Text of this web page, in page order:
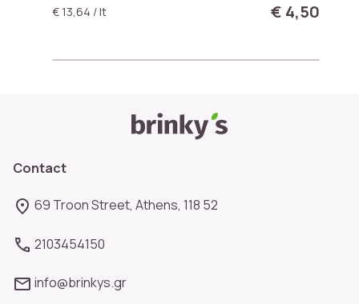
€ 13,64 / lt
€ 4,50
Contact
69 Troon Street, Athens, 118 52
2103454150
info@brinkys.gr